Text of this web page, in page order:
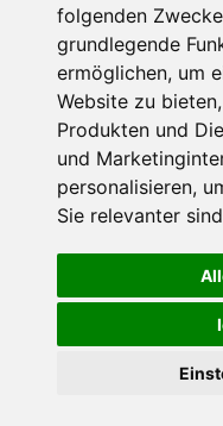
folgenden
grundlegende
ermöglichen, um
Website zu bieten,
Produkten und
und
personalisieren,
Sie relevanter sind